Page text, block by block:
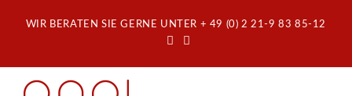
WIR BERATEN SIE GERNE UNTER + 49 (0) 2 21-9 83 85-12